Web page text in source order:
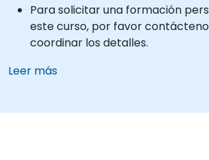
Para solicitar una formación
este curso, por favor
coordinar los detalles.
Leer más